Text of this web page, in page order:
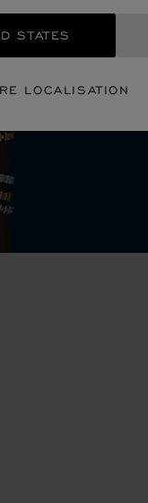
STATES
LOCALISATION